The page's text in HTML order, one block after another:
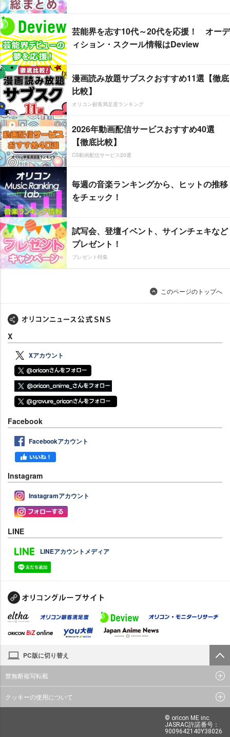
芸能界を志す10代～20代を応援！ オーデ
ィション・スクール情報はDeview
漫画読み放題サブスクおすすめ11選【徹底
比較】
オリコン顧客満足度ランキング
2026年動画配信サービスおすすめ40選
【徹底比較】
CS動画配信サービス20選
毎週の音楽ランキングから、ヒットの推移
をチェック！
試写会、登壇イベント、サインチェキなど
プレゼント！
プレゼント特集
このページのトップへ
X
Xアカウント
Facebook
Facebookアカウント
Instagram
Instagramアカウント
LINE
LINEアカウントメディア
PC版に切り替え
禁無断複写転載
クッキーの使用について
© oricon ME inc.
JASRAC許諾番号：
9009642140Y38026